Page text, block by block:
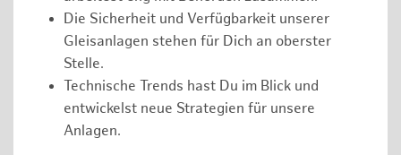
Die Sicherheit und Verfügbarkeit unserer
Gleisanlagen stehen für Dich an oberster
Stelle.
Technische Trends hast Du im Blick und
entwickelst neue Strategien für unsere
Anlagen.